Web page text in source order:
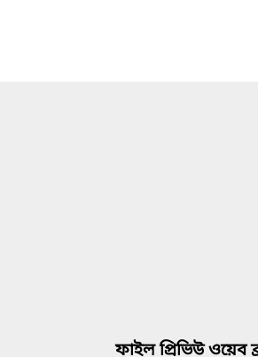
ফাইল প্রিভিউ ওয়েব